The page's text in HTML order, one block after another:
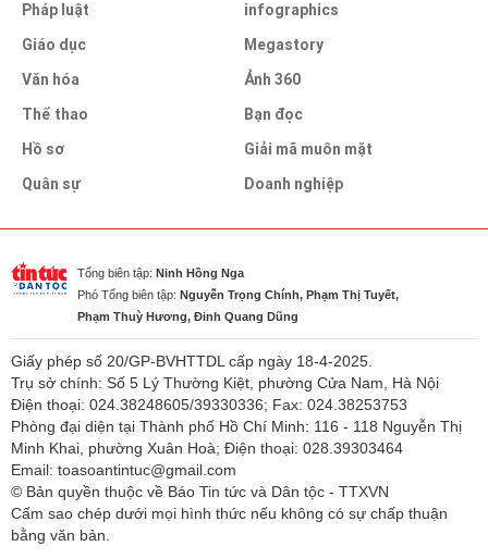
Pháp luật
Giáo dục
Văn hóa
Thể thao
Hồ sơ
Quân sự
infographics
Megastory
Ảnh 360
Bạn đọc
Giải mã muôn mặt
Doanh nghiệp
Tổng biên tập: Ninh Hồng Nga
Phó Tổng biên tập: Nguyễn Trọng Chính, Phạm Thị Tuyết,
Phạm Thuỳ Hương, Đinh Quang Dũng
Giấy phép số 20/GP-BVHTTDL cấp ngày 18-4-2025.
Trụ sở chính: Số 5 Lý Thường Kiệt, phường Cửa Nam, Hà Nội
Điện thoại: 024.38248605/39330336; Fax: 024.38253753
Phòng đại diện tại Thành phố Hồ Chí Minh: 116 - 118 Nguyễn Thị
Minh Khai, phường Xuân Hoà; Điện thoại: 028.39303464
Email: toasoantintuc@gmail.com
© Bản quyền thuộc về Báo Tin tức và Dân tộc - TTXVN
Cấm sao chép dưới mọi hình thức nếu không có sự chấp thuận
bằng văn bản.